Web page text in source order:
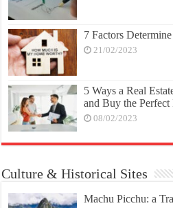
7 Factors
21/02/2023
5 Ways a Real
and Buy the Perfect
08/02/2023
Culture & Historical Sites
Machu Picchu: a